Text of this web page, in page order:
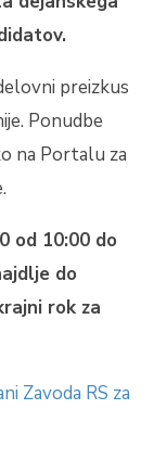
preizkus
Ponudbe
na Portalu za
od 10:00 do
do
rok za
Zavoda RS za